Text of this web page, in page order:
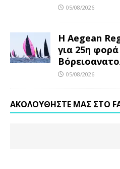
05/08/2026
Η Aegean
για 25η
05/08/2026
ΑΚΟΛΟΥΘΉΣΤΕ ΜΑΣ ΣΤΟ